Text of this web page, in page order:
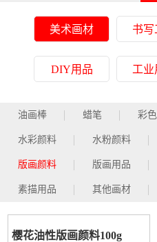
美术画材 书写
DIY用品 工业
油画棒 蜡笔 彩
水彩颜料 水粉颜料
版画颜料 版画用品
素描用品 其他画材
樱花油性版画颜料100g